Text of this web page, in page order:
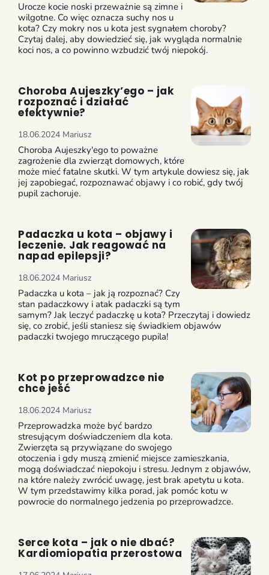
Urocze kocie noski przeważnie są zimne i
wilgotne. Co więc oznacza suchy nos u
kota? Czy mokry nos u kota jest sygnałem choroby?
Czytaj dalej, aby dowiedzieć się, jak wygląda normalnie
koci nos, a co powinno wzbudzić twój niepokój.
Choroba Aujeszky’ego – jak
rozpoznać i działać
efektywnie?
18.06.2024 Mariusz
Choroba Aujeszky'ego to poważne
zagrożenie dla zwierząt domowych, które
może mieć fatalne skutki. W tym artykule dowiesz się, jak
jej zapobiegać, rozpoznawać objawy i co robić, gdy twój
pupil zachoruje.
Padaczka u kota – objawy i
leczenie. Jak reagować na
napad epilepsji?
18.06.2024 Mariusz
Padaczka u kota – jak ją rozpoznać? Czy
stan padaczkowy i atak padaczki są tym
samym? Jak leczyć padaczkę u kota? Przeczytaj i dowiedz
się, co zrobić, jeśli staniesz się świadkiem objawów
padaczki twojego mruczącego pupila!
Kot po przeprowadzce nie
chce jeść
18.06.2024 Mariusz
Przeprowadzka może być bardzo
stresującym doświadczeniem dla kota.
Zwierzęta są przywiązane do swojego
otoczenia i gdy muszą zmienić miejsce zamieszkania,
mogą doświadczać niepokoju i stresu. Jednym z objawów,
na które należy zwrócić uwagę, jest brak apetytu u kota.
W tym przedstawimy kilka porad, jak pomóc kotu w
powrocie do normalnego jedzenia po przeprowadzce.
Serce kota – jak o nie dbać?
Kardiomiopatia przerostowa